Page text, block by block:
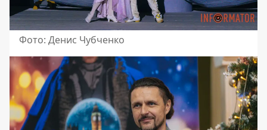
Фото: Денис Чубченко